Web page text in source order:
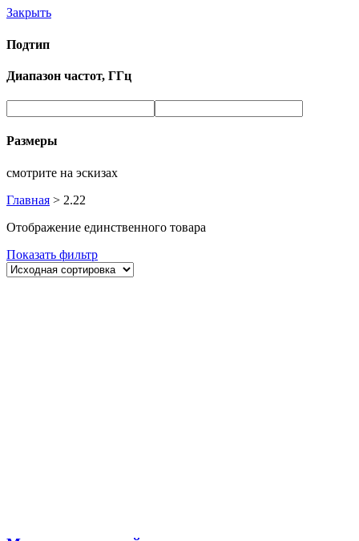
Закрыть
Подтип
Диапазон частот, ГГц
Размеры
смотрите на эскизах
Главная > 2.22
Отображение единственного товара
Показать фильтр